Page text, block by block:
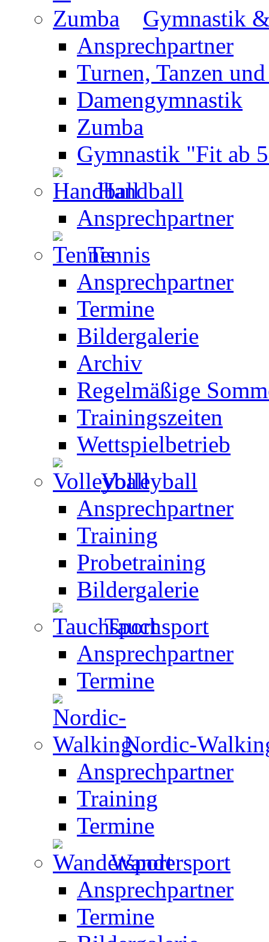
Gymnastik
Ansprechpartner
Turnen, Tanzen
Damengymnastik
Zumba
Gymnastik "Fit ab
Handball
Ansprechpartner
Tennis
Ansprechpartner
Termine
Bildergalerie
Archiv
Regelmäßige
Trainingszeiten
Wettspielbetrieb
Volleyball
Ansprechpartner
Training
Probetraining
Bildergalerie
Tauchsport
Ansprechpartner
Termine
Nordic-
Ansprechpartner
Training
Termine
Wandersport
Ansprechpartner
Termine